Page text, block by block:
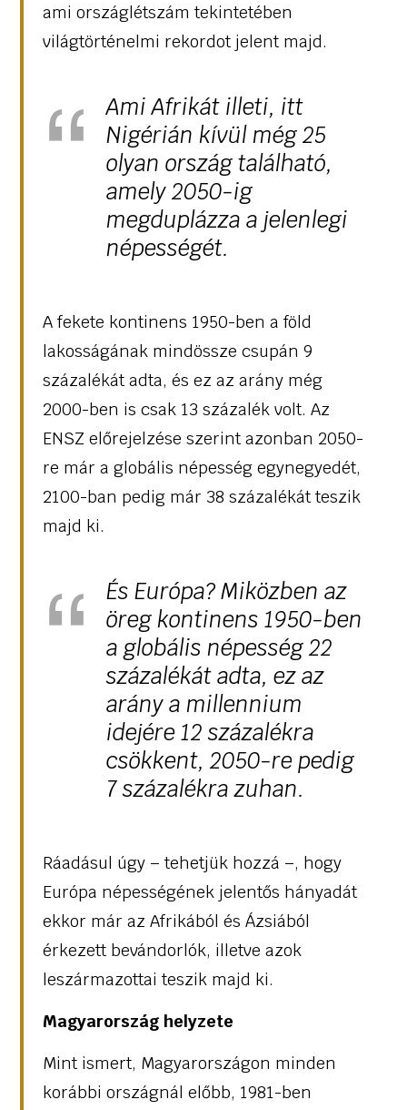
ami országlétszám tekintetében
világtörténelmi rekordot jelent majd.
Ami Afrikát illeti, itt
Nigérián kívül még 25
olyan ország található,
amely 2050-ig
megduplázza a jelenlegi
népességét.
A fekete kontinens 1950-ben a föld
lakosságának mindössze csupán 9
százalékát adta, és ez az arány még
2000-ben is csak 13 százalék volt. Az
ENSZ előrejelzése szerint azonban 2050-
re már a globális népesség egynegyedét,
2100-ban pedig már 38 százalékát teszik
majd ki.
És Európa? Miközben az
öreg kontinens 1950-ben
a globális népesség 22
százalékát adta, ez az
arány a millennium
idejére 12 százalékra
csökkent, 2050-re pedig
7 százalékra zuhan.
Ráadásul úgy – tehetjük hozzá –, hogy
Európa népességének jelentős hányadát
ekkor már az Afrikából és Ázsiából
érkezett bevándorlók, illetve azok
leszármazottai teszik majd ki.
Magyarország helyzete
Mint ismert, Magyarországon minden
korábbi országnál előbb, 1981-ben